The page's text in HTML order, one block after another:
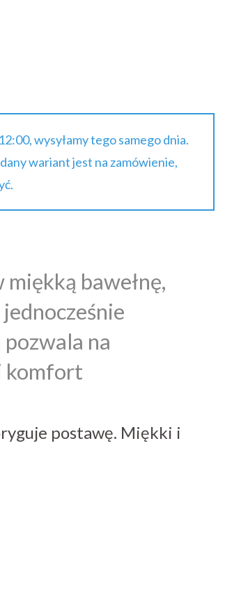
wysyłamy tego samego dnia.
wariant jest na zamówienie,
bawełnę,
na
komfort
postawę. Miękki i